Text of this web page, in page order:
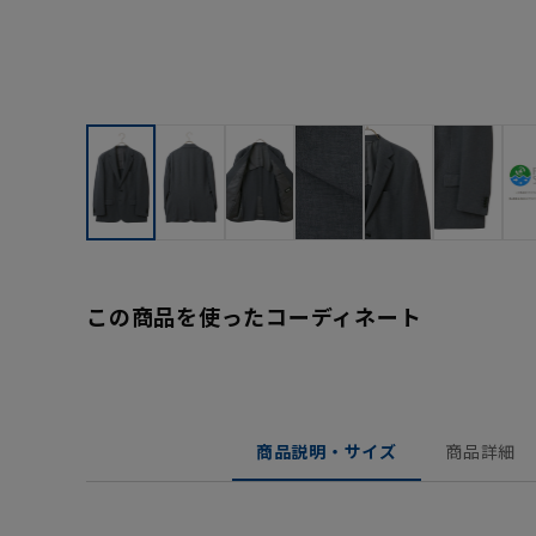
この商品を使ったコーディネート
商品説明・サイズ 商品詳細